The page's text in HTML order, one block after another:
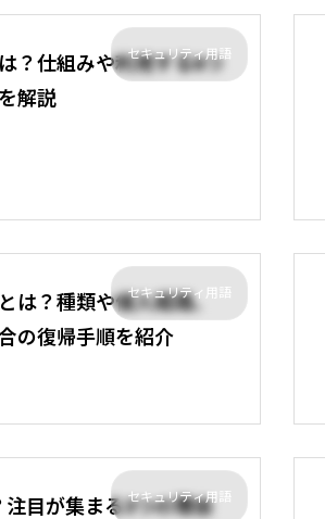
セキュリティ用語
？仕組みや利用する6つ
解説
セキュリティ用語
は？種類や侵入経路、
の復帰手順を紹介
セキュリティ用語
注目が集まる3つの理由